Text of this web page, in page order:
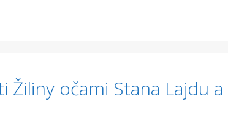
Žiliny očami Stana Lajdu a